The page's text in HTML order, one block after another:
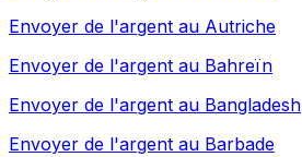
Envoyer de l'argent au Autriche
Envoyer de l'argent au Bahreïn
Envoyer de l'argent au Bangladesh
Envoyer de l'argent au Barbade